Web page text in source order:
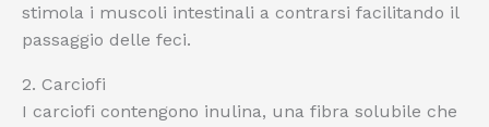
stimola i muscoli intestinali a contrarsi facilitando il
passaggio delle feci.
2. Carciofi
I carciofi contengono inulina, una fibra solubile che